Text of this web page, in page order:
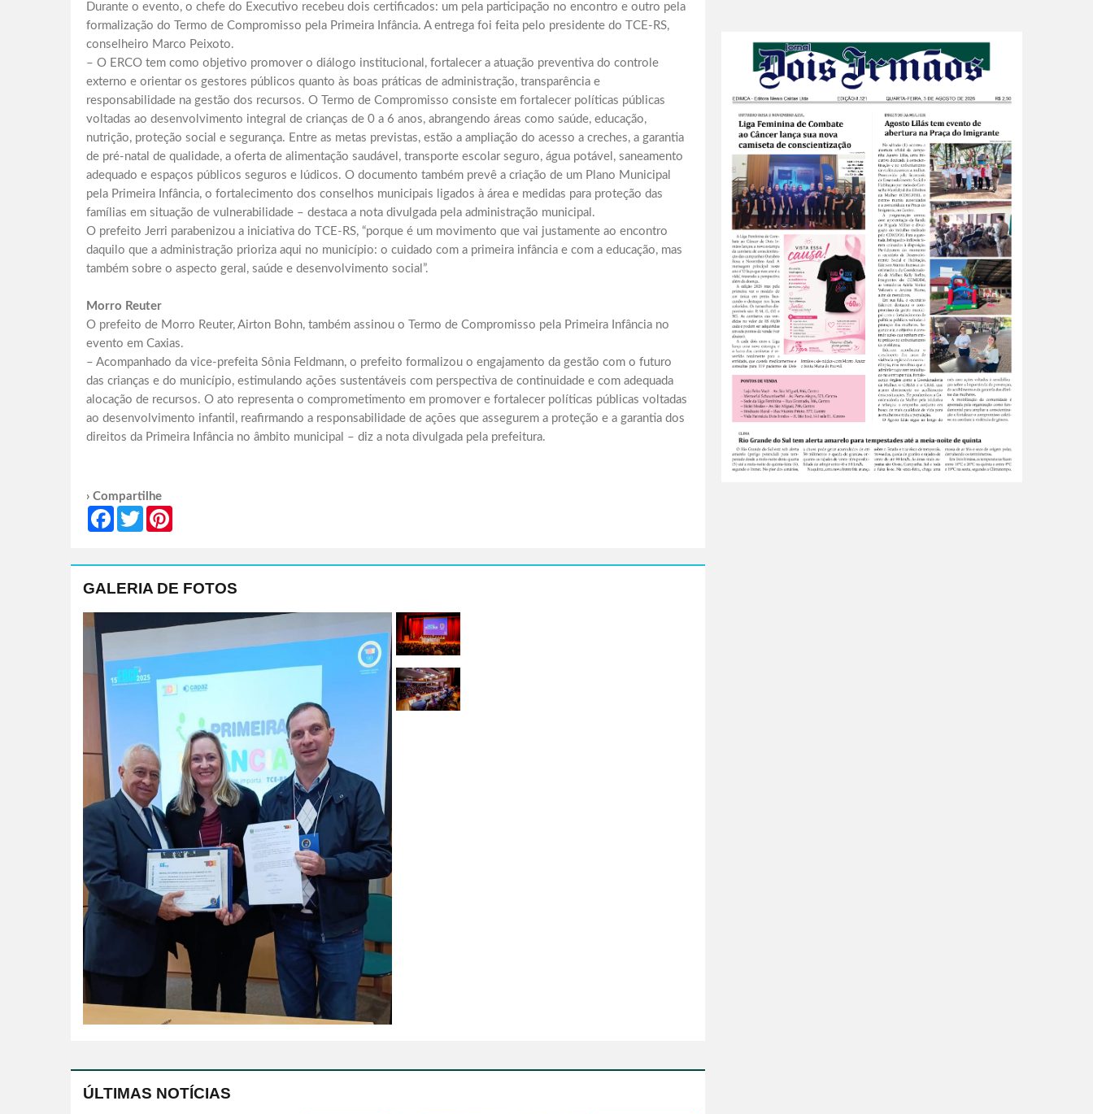
Durante o evento, o chefe do Executivo recebeu dois certificados: um pela participação no encontro e outro pela
formalização do Termo de Compromisso pela Primeira Infância. A entrega foi feita pelo presidente do TCE-RS,
conselheiro Marco Peixoto.
– O ERCO tem como objetivo promover o diálogo institucional, fortalecer a atuação preventiva do controle
externo e orientar os gestores públicos quanto às boas práticas de administração, transparência e
responsabilidade na gestão dos recursos. O Termo de Compromisso consiste em fortalecer políticas públicas
voltadas ao desenvolvimento integral de crianças de 0 a 6 anos, abrangendo áreas como saúde, educação,
nutrição, proteção social e segurança. Entre as metas previstas, estão a ampliação do acesso a creches, a garantia
de pré-natal de qualidade, a oferta de alimentação saudável, transporte escolar seguro, água potável, saneamento
adequado e espaços públicos seguros e lúdicos. O documento também prevê a criação de um Plano Municipal
pela Primeira Infância, o fortalecimento dos conselhos municipais ligados à área e medidas para proteção das
famílias em situação de vulnerabilidade – destaca a nota divulgada pela administração municipal.
O prefeito Jerri parabenizou a iniciativa do TCE-RS, “porque é um movimento que vai justamente ao encontro
daquilo que a administração prioriza aqui no município: o cuidado com a primeira infância e com a educação, mas
também sobre o aspecto geral, saúde e desenvolvimento social”.
Morro Reuter
O prefeito de Morro Reuter, Airton Bohn, também assinou o Termo de Compromisso pela Primeira Infância no
evento em Caxias.
– Acompanhado da vice-prefeita Sônia Feldmann, o prefeito formalizou o engajamento da gestão com o futuro
das crianças e do município, estimulando ações sustentáveis com perspectiva de continuidade e com adequada
alocação de recursos. O ato representa o comprometimento em promover e fortalecer políticas públicas voltadas
ao desenvolvimento infantil, reafirmando a responsabilidade de ações que assegurem a proteção e a garantia dos
direitos da Primeira Infância no âmbito municipal – diz a nota divulgada pela prefeitura.
› Compartilhe
FacebookTwitter
GALERIA DE FOTOS
ÚLTIMAS NOTÍCIAS